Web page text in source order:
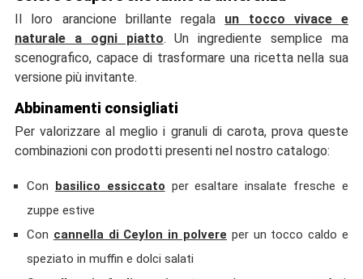
Il loro arancione brillante regala un tocco vivace e
naturale a ogni piatto. Un ingrediente semplice ma
scenografico, capace di trasformare una ricetta nella sua
versione più invitante.
Abbinamenti consigliati
Per valorizzare al meglio i granuli di carota, prova queste
combinazioni con prodotti presenti nel nostro catalogo:
Con basilico essiccato per esaltare insalate fresche e
zuppe estive
Con cannella di Ceylon in polvere per un tocco caldo e
speziato in muffin e dolci salati